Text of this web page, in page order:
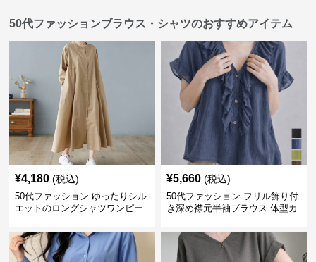
50代ファッションブラウス・シャツのおすすめアイテム
¥4,180 (税込)
50代ファッション ゆったりシル
エットのロングシャツワンピー
¥5,660 (税込)
50代ファッション フリル飾り付
き深め襟元半袖ブラウス 体型カ